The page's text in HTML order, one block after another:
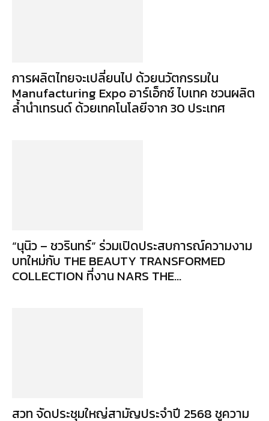
การผลิตไทยจะเปลี่ยนไป ด้วยนวัตกรรมใน
Manufacturing Expo อาร์เอ็กซ์ ไบเทค ชวนผลิต
ล้ำนำเทรนด์ ด้วยเทคโนโลยีจาก 30 ประเทศ
“นุนิว – ชวรินทร์” ร่วมเปิดประสบการณ์ความงาม
บทใหม่กับ THE BEAUTY TRANSFORMED
COLLECTION ที่งาน NARS THE...
สวท จัดประชุมใหญ่สามัญประจำปี 2568 ชูความ